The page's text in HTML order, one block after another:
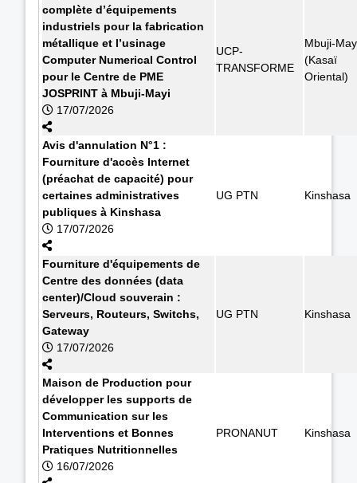
complète d’équipements
industriels pour la fabrication
métallique et l’usinage
Computer Numerical Control
pour le Centre de PME
JOSPRINT à Mbuji-Mayi
17/07/2026
UCP-
TRANSFORME
Mbuji-
(Kasaï
Oriental)
Avis d'annulation N°1 :
Fourniture d'accès Internet
(préachat de capacité) pour
certaines administratives
publiques à Kinshasa
17/07/2026
UG PTN Kinshasa
Fourniture d'équipements de
Centre des données (data
center)/Cloud souverain :
Serveurs, Routeurs, Switchs,
Gateway
17/07/2026
UG PTN Kinshasa
Maison de Production pour
développer les supports de
Communication sur les
Interventions et Bonnes
Pratiques Nutritionnelles
16/07/2026
PRONANUT Kinshasa